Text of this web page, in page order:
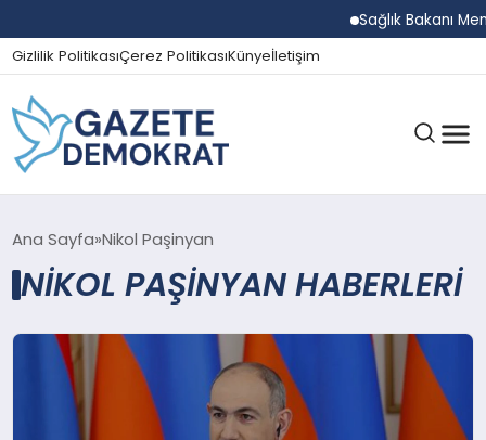
Sağlık Bakanı
Gizlilik PolitikasıÇerez PolitikasıKünyeİletişim
GÜNDEM
SPOR
Ana Sayfa Nikol Paşinyan
NIKOL PAŞINYAN HABERLERI